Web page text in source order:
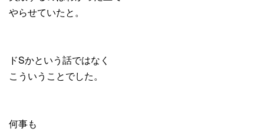
やらせていたと。
ドSかという話ではなく
こういうことでした。
何事も